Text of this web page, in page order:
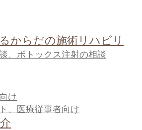
からだの施術リハビリ
、ボトックス注射の相談
け
、医療従事者向け